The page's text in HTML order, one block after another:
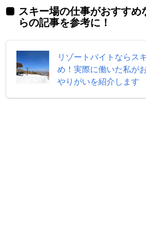
スキー場の仕事がおすすめ
らの記事を参考に！
リゾートバイトならス
め！実際に働いた私が
やりがいを紹介します